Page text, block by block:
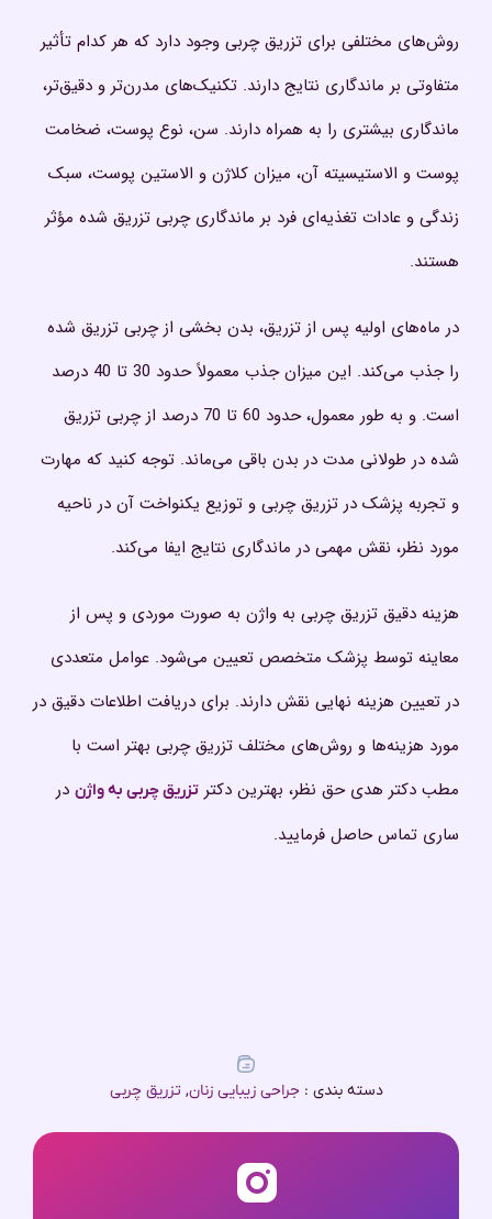
روش‌های مختلفی برای تزریق چربی وجود دارد که هر کدام تأثیر
متفاوتی بر ماندگاری نتایج دارند. تکنیک‌های مدرن‌تر و دقیق‌تر،
ماندگاری بیشتری را به همراه دارند. سن، نوع پوست، ضخامت
پوست و الاستیسیته آن، میزان کلاژن و الاستین پوست، سبک
زندگی و عادات تغذیه‌ای فرد بر ماندگاری چربی تزریق شده مؤثر
هستند.
در ماه‌های اولیه پس از تزریق، بدن بخشی از چربی تزریق شده
را جذب می‌کند. این میزان جذب معمولاً حدود 30 تا 40 درصد
است. و به طور معمول، حدود 60 تا 70 درصد از چربی تزریق
شده در طولانی مدت در بدن باقی می‌ماند. توجه کنید که مهارت
و تجربه پزشک در تزریق چربی و توزیع یکنواخت آن در ناحیه
مورد نظر، نقش مهمی در ماندگاری نتایج ایفا می‌کند.
هزینه دقیق تزریق چربی به واژن به صورت موردی و پس از
معاینه توسط پزشک متخصص تعیین می‌شود. عوامل متعددی
در تعیین هزینه نهایی نقش دارند. برای دریافت اطلاعات دقیق در
مورد هزینه‌ها و روش‌های مختلف تزریق چربی بهتر است با
مطب دکتر هدی حق نظر، بهترین دکتر تزریق چربی به واژن در
ساری تماس حاصل فرمایید.
دسته بندی : جراحی زیبایی زنان,تزریق چربی